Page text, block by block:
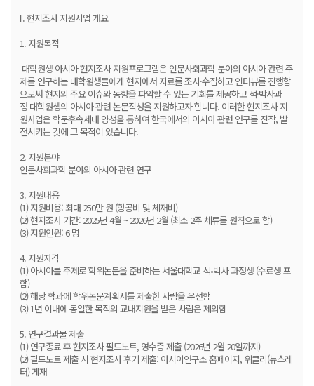
II. 현지조사 지원사업 개요
1. 지원목적
대학원생 아시아 현지조사 지원프로그램은 인문사회과학 분야의 아시아 관련 주
제를 연구하는 대학원생들에게 현지에서 자료를 조사·수집하고 인터뷰를 진행함
으로써 현지의 주요 이슈와 동향을 파악할 수 있는 기회를 제공하고 석·박사과
정 대학원생의 아시아 관련 논문작성을 지원하고자 합니다. 이러한 현지조사 지
원사업은 학문후속세대 양성을 통하여 한국에서의 아시아 관련 연구를 진작, 발
전시키는 것에 그 목적이 있습니다.
2. 지원분야
인문사회과학 분야의 아시아 관련 연구
3. 지원내용
(1) 지원비용: 최대 250만 원 (항공비 및 체재비)
(2) 현지조사 기간: 2025년 4월 ~ 2026년 2월 (최소 2주 체류를 원칙으로 함)
(3) 지원인원: 6 명
4. 지원자격
(1) 아시아를 주제로 학위논문을 준비하는 서울대학교 석•박사 과정생 (수료생 포
함)
(2) 해당 학과에 학위논문계획서를 제출한 사람을 우선함
(3) 1년 이내에 동일한 목적의 교내지원을 받은 사람은 제외함
5. 연구결과물 제출
(1) 연구종료 후 현지조사 필드노트, 영수증 제출 (2026년 2월 20일까지)
(2) 필드노트 제출 시 현지조사 후기 제출: 아시아연구소 홈페이지, 위클리(뉴스레
터) 게재